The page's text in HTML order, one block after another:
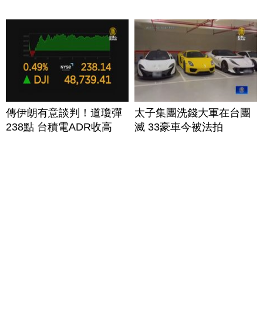
傳伊朗有意談判！道瓊彈
238點 台積電ADR收高
太子集團洗錢大軍在台團
滅 33豪車今被法拍